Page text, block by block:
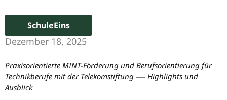
SchuleEins
Dezember 18, 2025
Praxisorientierte MINT-Förderung und Berufsorientierung für
Technikberufe mit der Telekomstiftung —- Highlights und
Ausblick